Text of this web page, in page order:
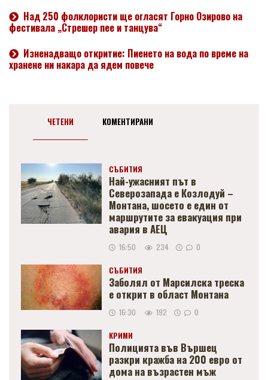
Над 250 фолклористи ще огласят Горно Озирово на
фестивала „Стрешер пее и танцува“
Изненадващо откритие: Пиенето на вода по време на
хранене ни накара да ядем повече
ЧЕТЕНИ КОМЕНТИРАНИ
СЪБИТИЯ
Най-ужасният път в
Северозапада е Козлодуй –
Монтана, шосето е един от
маршрутите за евакуация при
авария в АЕЦ
16:50 234 0
СЪБИТИЯ
Заболял от Марсилска треска
е открит в област Монтана
16:30 192 0
КРИМИ
Полицията във Вършец
разкри кражба на 200 евро от
дома на възрастен мъж